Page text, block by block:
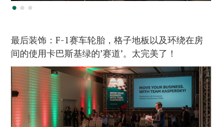
最后装饰：F-1赛车轮胎，格子地板以及环绕在房
间的使用卡巴斯基绿的’赛道’。太完美了！